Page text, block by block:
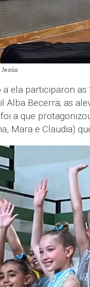
a ela participaron as
Alba Becerra; as
a que
Mara e Claudia)